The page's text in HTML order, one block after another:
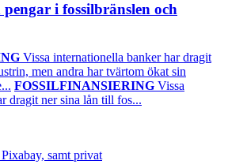
i fossilbränslen och
Vissa internationella banker har dragit
men andra har tvärtom ökat sin
FOSSILFINANSIERING Vissa
dragit ner sina lån till fos...
samt privat